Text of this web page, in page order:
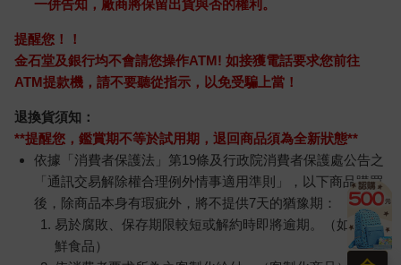
一併告知，廠商將保留出貨與否的權利。
提醒您！！
金石堂及銀行均不會請您操作ATM! 如接獲電話要求您前往
ATM提款機，請不要聽從指示，以免受騙上當！
退換貨須知：
**提醒您，鑑賞期不等於試用期，退回商品須為全新狀態**
依據「消費者保護法」第19條及行政院消費者保護處公告之
「通訊交易解除權合理例外情事適用準則」，以下商品購買
後，除商品本身有瑕疵外，將不提供7天的猶豫期：
易於腐敗、保存期限較短或解約時即將逾期。（如：生
鮮食品）